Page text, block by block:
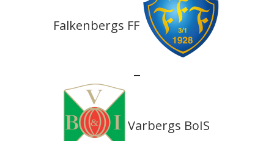
Falkenbergs FF
—
Varbergs BoIS